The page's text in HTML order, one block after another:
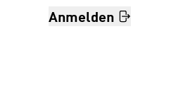
Anmelden